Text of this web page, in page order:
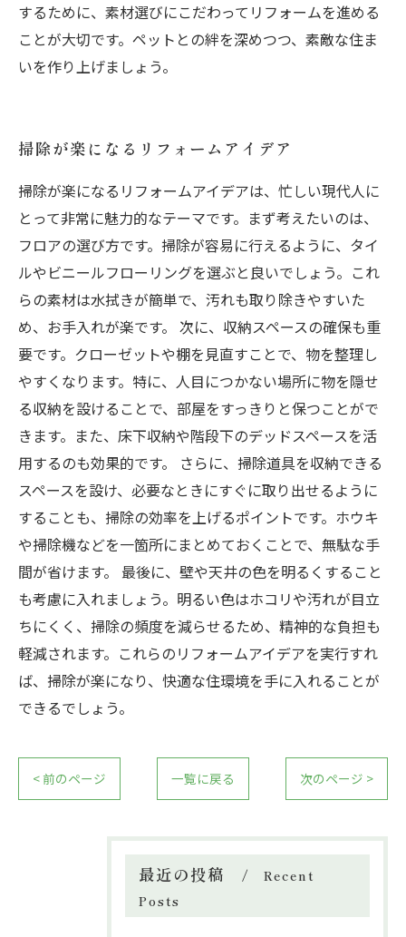
するために、素材選びにこだわってリフォームを進める
ことが大切です。ペットとの絆を深めつつ、素敵な住ま
いを作り上げましょう。
掃除が楽になるリフォームアイデア
掃除が楽になるリフォームアイデアは、忙しい現代人に
とって非常に魅力的なテーマです。まず考えたいのは、
フロアの選び方です。掃除が容易に行えるように、タイ
ルやビニールフローリングを選ぶと良いでしょう。これ
らの素材は水拭きが簡単で、汚れも取り除きやすいた
め、お手入れが楽です。 次に、収納スペースの確保も重
要です。クローゼットや棚を見直すことで、物を整理し
やすくなります。特に、人目につかない場所に物を隠せ
る収納を設けることで、部屋をすっきりと保つことがで
きます。また、床下収納や階段下のデッドスペースを活
用するのも効果的です。 さらに、掃除道具を収納できる
スペースを設け、必要なときにすぐに取り出せるように
することも、掃除の効率を上げるポイントです。ホウキ
や掃除機などを一箇所にまとめておくことで、無駄な手
間が省けます。 最後に、壁や天井の色を明るくすること
も考慮に入れましょう。明るい色はホコリや汚れが目立
ちにくく、掃除の頻度を減らせるため、精神的な負担も
軽減されます。これらのリフォームアイデアを実行すれ
ば、掃除が楽になり、快適な住環境を手に入れることが
できるでしょう。
< 前のページ 一覧に戻る 次のページ >
最近の投稿
Recent
Posts